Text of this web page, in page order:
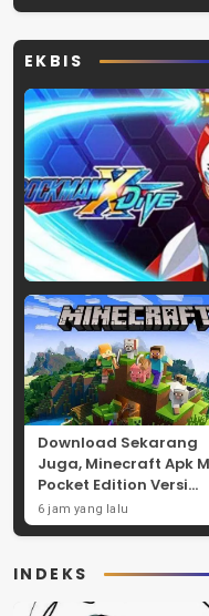
Putih
EKBIS
Download Sekarang
Juga, Minecraft Apk
Pocket Edition Versi
2022! Lalu Nikmati 5
Menariknya!
6 jam yang lalu
INDEKS